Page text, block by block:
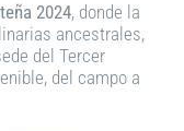
2024, donde la
ancestrales,
del Tercer
del campo a